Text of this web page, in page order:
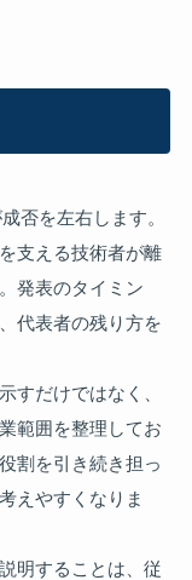
否を左右します。
支える技術者が離
発表のタイミン
代表者の残り方を
すだけではなく、
範囲を整理してお
割を引き続き担っ
えやすくなりま
明することは、従